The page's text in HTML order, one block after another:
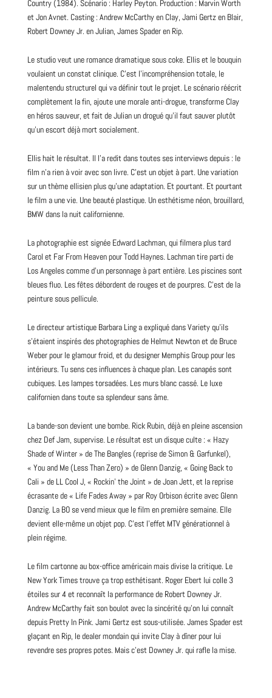
Country (1984). Scénario : Harley Peyton. Production : Marvin Worth
et Jon Avnet. Casting : Andrew McCarthy en Clay, Jami Gertz en Blair,
Robert Downey Jr. en Julian, JamesSpader en Rip.
Le studio veut une romance dramatique sous coke. Ellis et le bouquin
voulaient un constat clinique. C’est l’incompréhension totale, le
malentendu structurel qui va définir tout le projet. Le scénario réécrit
complètement la fin, ajoute une morale anti-drogue, transforme Clay
en héros sauveur, et fait de Julian un drogué qu’il faut sauver plutôt
qu’un escort déjà mort socialement.
Ellis hait le résultat. Il l’a redit dans toutes ses interviews depuis : le
film n’a rien à voir avec son livre. C’est un objet à part. Une variation
sur un thème ellisien plus qu’une adaptation. Et pourtant. Et pourtant
le film a une vie. Une beauté plastique. Un esthétisme néon, brouillard,
BMW dans la nuit californienne.
La photographie est signée Edward Lachman, qui filmera plus tard
Carol et Far From Heaven pour Todd Haynes. Lachman tire parti de
Los Angeles comme d’un personnage à part entière. Les piscines sont
bleues fluo. Les fêtes débordent de rouges et de pourpres. C’est de la
peinture sous pellicule.
Le directeur artistique Barbara Ling a expliqué dans Variety qu’ils
s’étaient inspirés des photographies de Helmut Newton et de Bruce
Weber pour le glamour froid, et du designer Memphis Group pour les
intérieurs. Tu sens ces influences à chaque plan. Les canapés sont
cubiques. Les lampes torsadées. Les murs blanc cassé. Le luxe
californien dans toute sa splendeur sans âme.
Labande-sondevient une bombe. Rick Rubin, déjà en pleine ascension
chez Def Jam, supervise. Le résultat est un disqueculte: « Hazy
Shade of Winter » de The Bangles (reprise de Simon & Garfunkel),
« You and Me (Less Than Zero) » de Glenn Danzig, « Going Backto
Cali » de LL Cool J, « Rockin’ the Joint » de Joan Jett, et la reprise
écrasante de « Life Fades Away » par Roy Orbison écrite avec Glenn
Danzig. La BO se vend mieux que le film en première semaine. Elle
devient elle-même un objet pop. C’est l’effet MTV générationnel à
plein régime.
Le film cartonne au box-office américain mais divise la critique. Le
New York Times trouve ça trop esthétisant. Roger Ebert lui colle 3
étoiles sur 4 et reconnaît la performance de Robert Downey Jr.
Andrew McCarthy fait son boulot avec la sincérité qu’on lui connaît
depuis Pretty In Pink. Jami Gertz est sous-utilisée. James Spader est
glaçant en Rip, le dealer mondain qui invite Clay à dîner pour lui
revendre ses propres potes. Mais c’est Downey Jr. qui rafle la mise.